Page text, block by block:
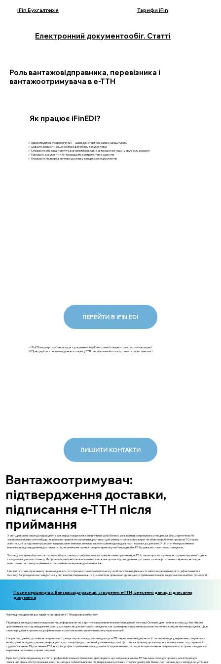
iFin Бухгалтерія Тарифи iFin
Електронний документообіг. Статті
Роль вантажовідправника, перевізника і
вантажоотримувача в е-ТТН
✅ Зареєструйтесь у сервісі iFin EDI — швидкий старт без зайвих налаштувань
✅ Додайте реквізити вашої компанії для обміну документами
✅ Створюйте або завантажуйте документи (накладні, акти, рахунки тощо) у зручному форматі
✅ Підпишіть документи КЕП та надішліть контрагентам в один клік
✅ Отримайте підтвердження про доставку та підписання документів
Як працює iFinEDI?
ПЕРЕЙТИ В IFIN EDI
✅ iFinEDI наразі розробляє продукт документообігу Електронної товарно-транспортної накладної.
💡Приєднуйтесь першими до нового сервісу ЕТТН: як тільки ми його запустимо та сповістимо вас!
ЛИШИТИ КОНТАКТИ
Вантажоотримувач:
підтвердження доставки,
підписання е-ТТН після
приймання
У світі, де кожна секунда на рахунку, а кожен рух товару може вплинути на успіх бізнесу, роль вантажоотримувача стає дедалі більш критичною. Чи
замислювалися ви коли-небудь, як важливо правильно оформити доставку, щоб уникнути фінансових втрат чи збоїв у виробничих процесах? Сучасна
логістика, з її складними процесами та швидкими змінами, вимагає високого рівня відповідальності та уваги до деталей. У цій статті ми розглянемо
важливість підтвердження доставки та підписання електронної товарно-транспортної накладної (е-ТТН) у діяльності вантажоотримувача.
З огляду на стрімкий розвиток технологій і зростаючу потребу в прозорих та ефективних рішеннях, е-ТТН стає не просто зручним інструментом, а необхідною
складовою сучасного бізнесу. Ми проаналізуємо, які ключові елементи включає процес підтвердження доставки, а також розглянемо переваги, які надає
електронна система у порівнянні з традиційною паперовою документацією.
Ця стаття стане корисним путівником для всіх, хто прагне оптимізувати процеси у своїй логістичній діяльності, забезпечуючи швидкість, ефективність і
безпеку. Запрошуємо вас зануритися у світ вантажоперевезень та дізнатися, як правильно організувати приймання товарів за допомогою новітніх технологій.
Повне керівництво: Вантажовідправник: створення е-ТТН, внесення даних, підписання
документа
Чому підтвердження доставки та підписання е-ТТН важливі для бізнесу
Підтвердження доставки товару є не лише формальністю, а критично важливим етапом у ланцюговій логістиці. Основна ідея полягає в тому, що без чіткого
документального підтвердження факту доставки, як для вантажоотримувача, так і для перевізника, виникає ризик численних конфліктів і непорозумінь. Це, в
свою чергу, може призвести до фінансових втрат і негативно вплинути на репутацію компанії.
Наприклад, уявімо, що вантажоотримувач отримує партію товару, але не підписує е-ТТН через виявлені дефекти. У такому випадку, перевізник, спираючись
на відсутність підпису, може стверджувати, що товар був доставлений у належному стані. Це створює правову прогалину, яка може призвести до тривалої
судової тяганини. Підписання е-ТТН, яке фіксує факт приймання товару, навіть із зауваженнями, захищає інтереси вантажоотримувача та сприяє швидшому
вирішенню можливих спірних ситуацій.
Крім того, у повсякденному житті та професійній діяльності важливо враховувати, що запровадження е-ТТН не лише спрощує процеси, але й підвищує
загальний рівень обслуговування клієнтів. Швидке та безпомилкове підтвердження доставки створює довіру між бізнес-партнерами, що є запорукою успішної